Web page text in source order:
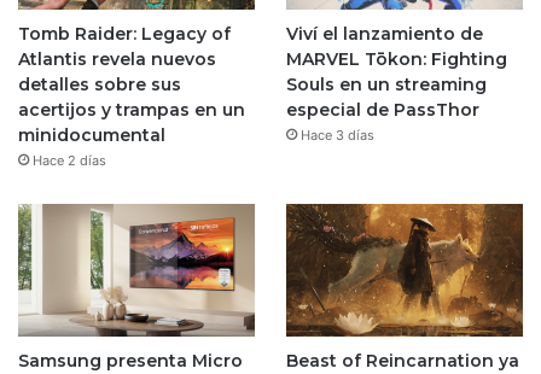
Tomb Raider: Legacy of
Atlantis revela nuevos
detalles sobre sus
acertijos y trampas en un
minidocumental
Hace 2 días
Viví el lanzamiento de
MARVEL Tōkon: Fighting
Souls en un streaming
especial de PassThor
Hace 3 días
Samsung presenta Micro
Beast of Reincarnation ya